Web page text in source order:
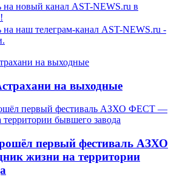
на новый канал AST-NEWS.ru в
наш телеграм-канал AST-NEWS.ru -
на выходные
первый фестиваль АЗХО
жизни на территории